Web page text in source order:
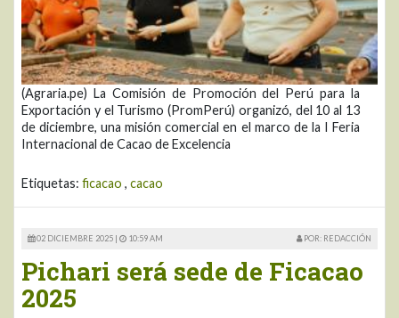
(Agraria.pe) La Comisión de Promoción del Perú para la
Exportación y el Turismo (PromPerú) organizó, del 10 al 13
de diciembre, una misión comercial en el marco de la I Feria
Internacional de Cacao de Excelencia
Etiquetas: ficacao , cacao
02 DICIEMBRE 2025 | 10:59 AM POR: REDACCIÓN
Pichari será sede de Ficacao
2025